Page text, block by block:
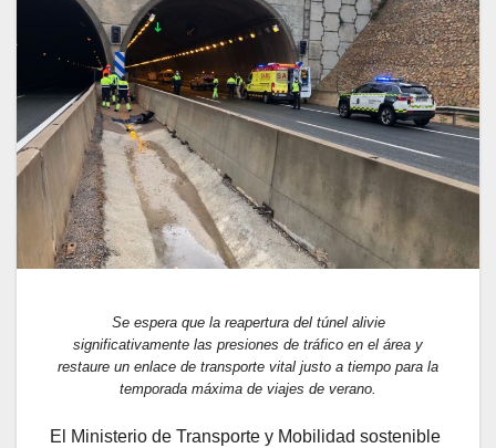
Se espera que la reapertura del túnel alivie
significativamente las presiones de tráfico en el área y
restaure un enlace de transporte vital justo a tiempo para la
temporada máxima de viajes de verano.
El Ministerio de Transporte y Mobilidad sostenible